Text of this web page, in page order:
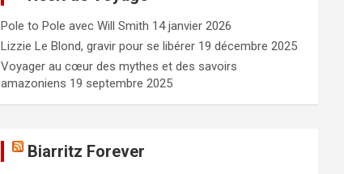
c
h
e
r
Pole to Pole avec Will Smith 14 janvier 2026
Lizzie Le Blond, gravir pour se libérer 19 décembre 2025
Voyager au cœur des mythes et des savoirs
amazoniens 19 septembre 2025
Biarritz Forever